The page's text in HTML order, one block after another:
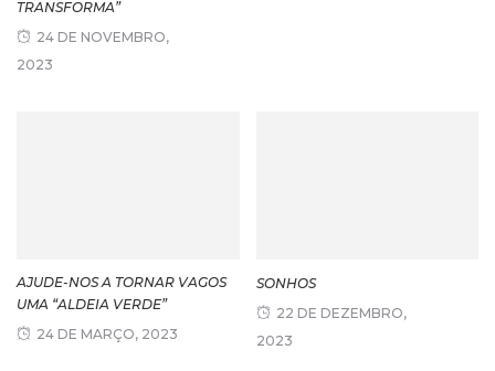
TRANSFORMA”
24 DE NOVEMBRO,
2023
AJUDE-NOS A TORNAR VAGOS
UMA “ALDEIA VERDE”
24 DE MARÇO, 2023
SONHOS
22 DE DEZEMBRO,
2023